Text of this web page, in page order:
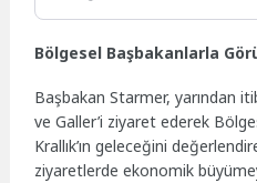
Bölgesel Başbakanlarla
Başbakan Starmer, yarından
ve Galler’i ziyaret ederek
Krallık’ın geleceğini
ziyaretlerde ekonomik